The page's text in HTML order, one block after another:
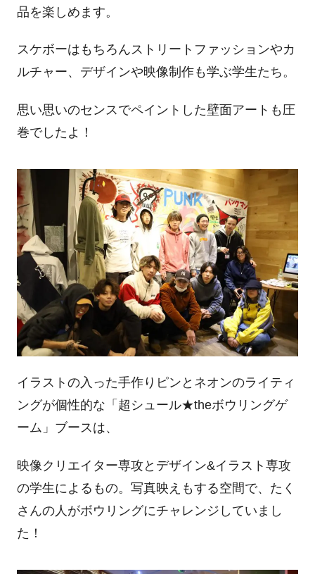
品を楽しめます。
スケボーはもちろんストリートファッションやカ
ルチャー、デザインや映像制作も学ぶ学生たち。
思い思いのセンスでペイントした壁面アートも圧
巻でしたよ！
イラストの入った手作りピンとネオンのライティ
ングが個性的な「超シュール★theボウリングゲ
ーム」ブースは、
映像クリエイター専攻とデザイン&イラスト専攻
の学生によるもの。写真映えもする空間で、たく
さんの人がボウリングにチャレンジしていまし
た！